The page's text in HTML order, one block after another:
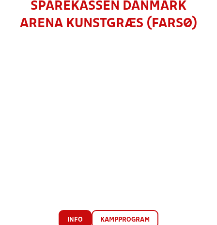
SPAREKASSEN DANMARK
ARENA KUNSTGRÆS (FARSØ)
INFO KAMPPROGRAM